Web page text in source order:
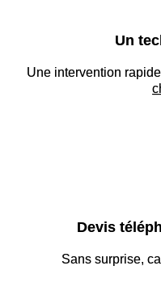
Un
Une intervention
Devis
Sans surprise,